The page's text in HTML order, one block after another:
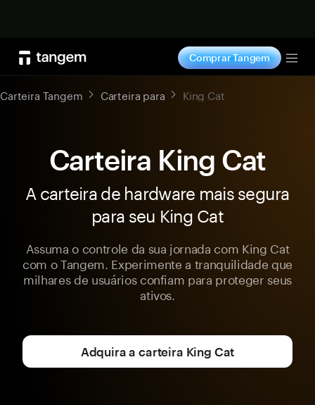
Comprar Tangem
Carteira Tangem Carteira para King Cat
Carteira King Cat
A carteira de hardware mais segura
para seu King Cat
Assuma o controle da sua jornada com King Cat
com o Tangem. Experimente a tranquilidade que
milhares de usuários confiam para proteger seus
ativos.
Adquira a carteira King Cat